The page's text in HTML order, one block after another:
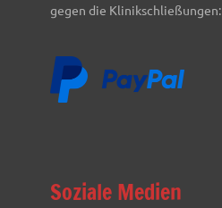
gegen die Klinikschließungen:
Soziale Medien